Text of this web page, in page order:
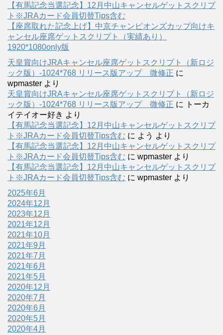
【有馬記念当選記念】12月中山キャンセルゲットスクリプ
ト※JRAカード会員切替Tips含む
【座席取れた記念上げ】中京チャンピオンズカップ向けキ
ャンセル座席ゲットスクリプト（実績あり）
1920*1080only版
天皇賞向けJRAキャンセル座席ゲットスクリプト（新ロジ
ック版）-1024*768 リリース版アップ 微修正 に
wpmaster より
天皇賞向けJRAキャンセル座席ゲットスクリプト（新ロジ
ック版）-1024*768 リリース版アップ 微修正 に
トーカ
イテイオー好き より
【有馬記念当選記念】12月中山キャンセルゲットスクリプ
ト※JRAカード会員切替Tips含む に よう より
【有馬記念当選記念】12月中山キャンセルゲットスクリプ
ト※JRAカード会員切替Tips含む に wpmaster より
【有馬記念当選記念】12月中山キャンセルゲットスクリプ
ト※JRAカード会員切替Tips含む に wpmaster より
2025年6月
2024年12月
2023年12月
2021年12月
2021年10月
2021年9月
2021年7月
2021年6月
2021年5月
2020年12月
2020年7月
2020年6月
2020年5月
2020年4月